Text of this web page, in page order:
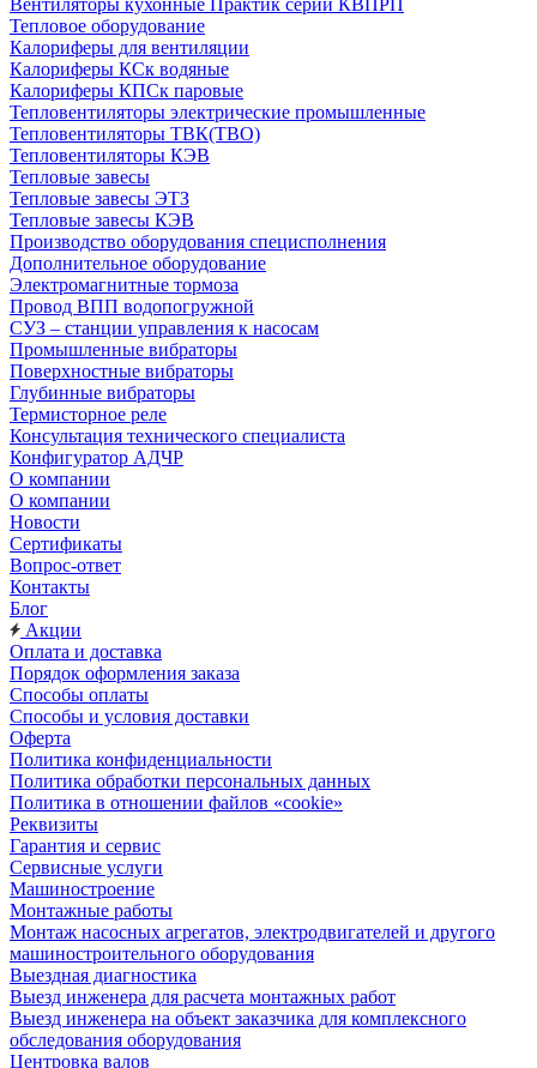
Вентиляторы кухонные Практик серии КВПРП
Тепловое оборудование
Калориферы для вентиляции
Калориферы КСк водяные
Калориферы КПСк паровые
Тепловентиляторы электрические промышленные
Тепловентиляторы ТВК(ТВО)
Тепловентиляторы КЭВ
Тепловые завесы
Тепловые завесы ЭТЗ
Тепловые завесы КЭВ
Производство оборудования специсполнения
Дополнительное оборудование
Электромагнитные тормоза
Провод ВПП водопогружной
СУЗ – станции управления к насосам
Промышленные вибраторы
Поверхностные вибраторы
Глубинные вибраторы
Термисторное реле
Консультация технического специалиста
Конфигуратор АДЧР
О компании
О компании
Новости
Сертификаты
Вопрос-ответ
Контакты
Блог
Акции
Оплата и доставка
Порядок оформления заказа
Способы оплаты
Способы и условия доставки
Оферта
Политика конфиденциальности
Политика обработки персональных данных
Политика в отношении файлов «cookie»
Реквизиты
Гарантия и сервис
Сервисные услуги
Машиностроение
Монтажные работы
Монтаж насосных агрегатов, электродвигателей и другого
машиностроительного оборудования
Выездная диагностика
Выезд инженера для расчета монтажных работ
Выезд инженера на объект заказчика для комплексного
обследования оборудования
Центровка валов